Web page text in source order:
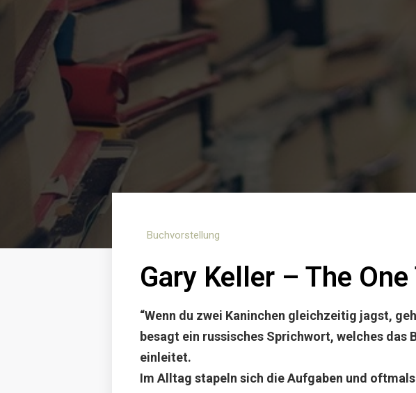
Buchvorstellung
Gary Keller – The
“Wenn du zwei Kaninchen gleichzeitig jagst,
besagt ein russisches Sprichwort, welches das
einleitet.
Im Alltag stapeln sich die Aufgaben und